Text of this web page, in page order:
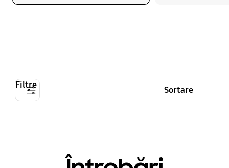
Filtre Sortare